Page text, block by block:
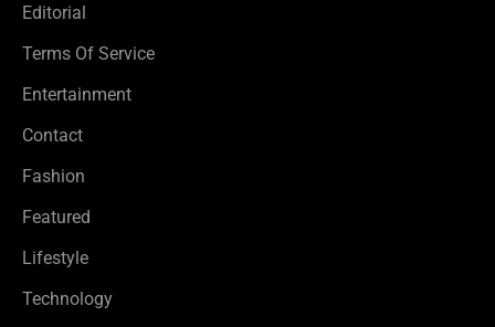
Editorial
Terms Of Service
Entertainment
Contact
Fashion
Featured
Lifestyle
Technology